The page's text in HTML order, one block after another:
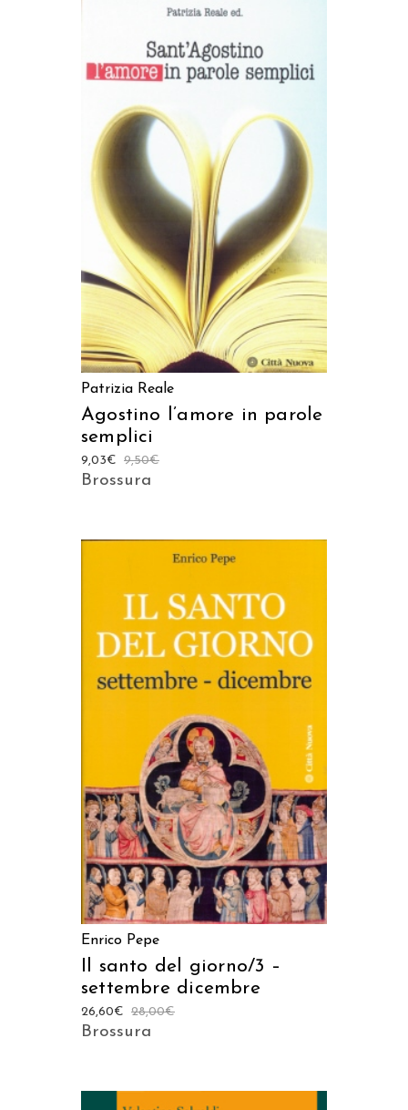
AGGIUNGI AL CARRELLO
Patrizia Reale
Agostino l’amore in parole
semplici
9,50€
9,03€
Brossura
AGGIUNGI AL CARRELLO
Enrico Pepe
Il santo del giorno/3 –
settembre dicembre
28,00€
26,60€
Brossura